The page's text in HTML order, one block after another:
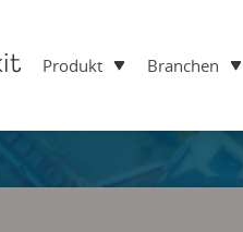
Produkt Branchen